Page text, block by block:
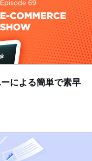
による簡単で素早